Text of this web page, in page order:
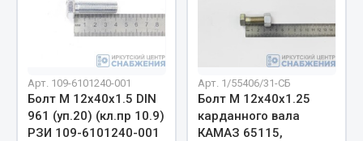
Блоки реле и предохранителей
Вилки нагрузочные
Выключатели и переключатели клавишные
Выключатель массы
Изолента
Арт. 109-6101240-001
Болт М 12х40х1.5 DIN
961 (уп.20) (кл.пр 10.9)
РЗИ 109-6101240-001
Арт. 1/55406/31-СБ
Болт М 12х40х1.25
карданного вала
КАМАЗ 65115,